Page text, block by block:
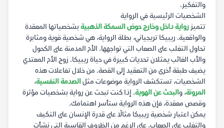
والتفكير.
الشخصيات الرئيسية في الرواية
تتميز رواية داخل وخارج حوض السمكة الذهبية بشخصياتها المعقدة
والواقعية. ريبيكا تريجياني، بطلة الرواية، هي شخصية قوية ومثابرة
تحاول التغلب على الصعاب التي تواجهها. الأم المدمنة على الكحول
والأب الغائب يمثلان تحديات كبيرة في حياة ريبيكا. زوج الأم المعتدي
يضيف طبقة أخرى من التعقيد إلى القصة. من خلال تفاعلات هذه
الشخصيات، تستكشف الرواية موضوعات مثلالصدمة النفسية،
المرونة، والبحث عن الهوية. إذا كنت تبحث عن رواية بشخصيات مؤثرة
وقصص معقدة، فإن هذه الرواية ستأسر اهتمامك.
يمكن اعتبار شخصية ريبيكا مثالًا على قدرة الإنسان على التكيف
والتغلب على الصعاب. على الرغم من الظروف القاسية التي نشأت